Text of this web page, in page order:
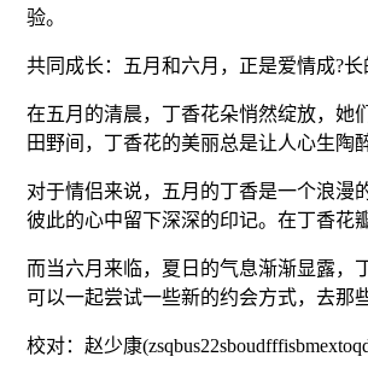
验。
共同成长：五月和六月，正是爱情成?
在五月的清晨，丁香花朵悄然绽放，她
田野间，丁香花的美丽总是让人心生陶
对于情侣来说，五月的丁香是一个浪漫
彼此的心中留下深深的印记。在丁香花
而当六月来临，夏日的气息渐渐显露，
可以一起尝试一些新的约会方式，去那
校对：赵少康